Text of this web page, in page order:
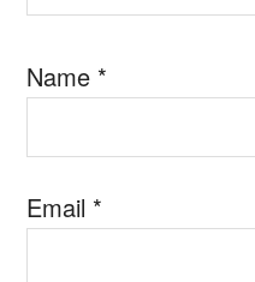
Name *
Email *